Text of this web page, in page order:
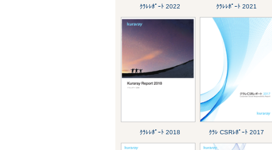
ｸﾗﾚﾚﾎﾟｰﾄ 2022 ｸﾗﾚﾚﾎﾟｰﾄ 2021
ｸﾗﾚﾚﾎﾟｰﾄ 2018 ｸﾗﾚ CSRﾚﾎﾟｰﾄ 2017